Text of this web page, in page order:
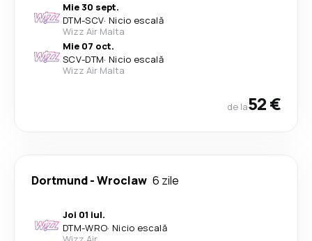
Mie 30 sept.
DTM-SCV· Nicio escală
Wizz Air Malta
Mie 07 oct.
SCV-DTM· Nicio escală
Wizz Air Malta
de la52 €
Dortmund-Wroclaw 6 zile
Joi 01 iul.
DTM-WRO· Nicio escală